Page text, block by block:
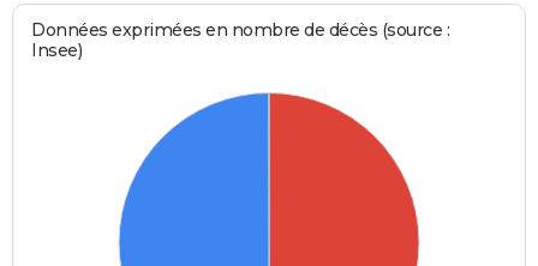
Données exprimées en nombre de décès (source :
Insee)